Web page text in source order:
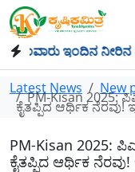
ಇಂದಿನ ನೀರಿನ ಮಟ್ಟ!
Latest News New
PM-Kisan 2025:
ಕೈತಪ್ಪಿದ ಆರ್ಥಿಕ ನೆರವು!
PM-Kisan 2025:
ಕೈತಪ್ಪಿದ ಆರ್ಥಿಕ